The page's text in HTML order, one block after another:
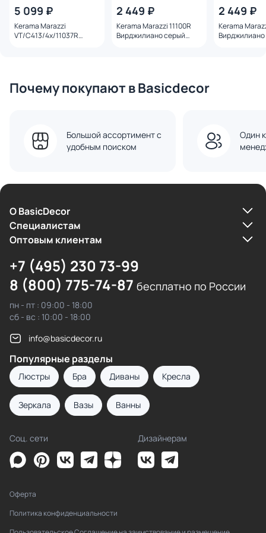
5 099 ₽
Kerama Marazzi
VT/C413/4x/11037R
2 449 ₽
Kerama Marazzi 11100R
Вирджилиано серый
2 449 ₽
Kerama
Почему покупают в Basicdecor
Большой ассортимент с
удобным поиском
Один
О BasicDecor
Cпециалистам
Оптовым клиентам
+7 (495) 230 73-99
8 (800) 775-74-87 бесплатно по России
пн - пт : 09:00 - 18:00
сб - вс : 10:00 - 18:00
info@basicdecor.ru
Популярные разделы
Люстры Бра Диваны Кресла
Зеркала Вазы Ванны
Соц. сети Дизайнерам
Оферта
Политика конфиденциальности